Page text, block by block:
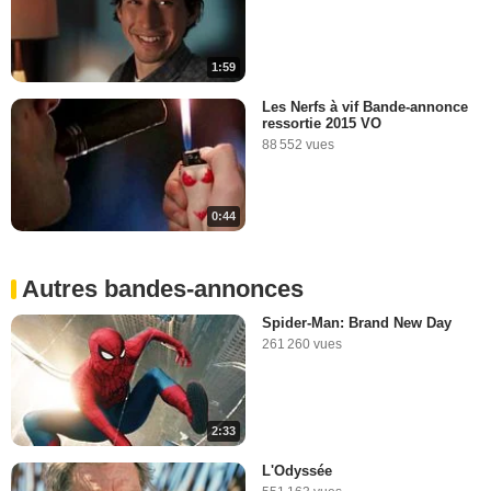
1:59
0:44
Les Nerfs à vif Bande-annonce
ressortie 2015 VO
88 552 vues
Autres bandes-annonces
2:33
Spider-Man: Brand New Day
261 260 vues
L'Odyssée